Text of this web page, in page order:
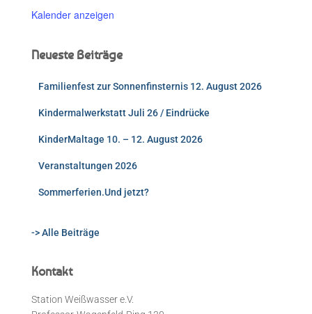
Kalender anzeigen
Neueste Beiträge
Familienfest zur Sonnenfinsternis 12. August 2026
Kindermalwerkstatt Juli 26 / Eindrücke
KinderMaltage 10. – 12. August 2026
Veranstaltungen 2026
Sommerferien.Und jetzt?
-> Alle Beiträge
Kontakt
Station Weißwasser e.V.